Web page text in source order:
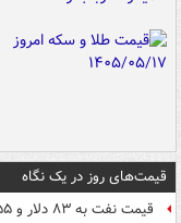
قیمت‌های روز در یک نگاه
قیمت نفت به ۸۳ دلار و ۵۵ سنت در هر بشکه رسید